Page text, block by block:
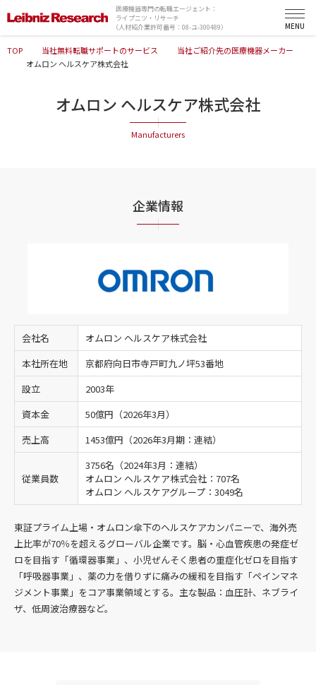
医療機器専門の転職エージェント：
ライプニツ・リサーチ
（人材紹介業許可番号：08-ユ-300489）
TOP 当社無料転職サポートのサービス
当社ご紹介先の医療機器メーカー
オムロン ヘルスケア株式会社
オムロン ヘルスケア株式会社
企業情報
会社名
オムロン ヘルスケア株式会社
本社所在地
京都府向日市寺戸町九ノ坪53番地
設立
2003年
資本金
50億円（2026年3月）
売上高
1453億円（2026年3月期：連結）
従業員数
3756名（2024年3月：連結）
オムロン ヘルスケア株式会社：707名
オムロン ヘルスケアグループ：3049名
東証プライム上場・オムロン傘下のヘルスケアカンパニーで、海外売
上比率が70％を超えるグローバル企業です。脳・心血管疾患の発症ゼ
ロを目指す「循環器事業」、小児ぜんそく患者の重症化ゼロを目指す
「呼吸器事業」、薬の力を借りずに痛みの緩和を目指す「ペインマネ
ジメント事業」をコア事業領域とする。主な製品：血圧計、ネブライ
ザ、低周波治療器など。